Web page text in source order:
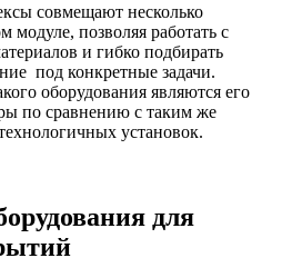
совмещают несколько
модуле, позволяя работать с
и гибко подбирать
под конкретные задачи.
оборудования являются его
по сравнению с таким же
установок.
для